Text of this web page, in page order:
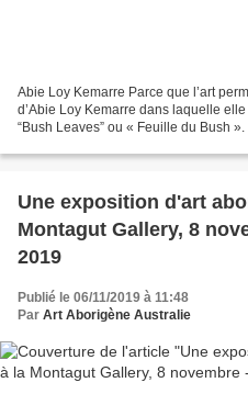
Abie Loy Kemarre Parce que l’art
d’Abie Loy Kemarre dans laquelle
“Bush Leaves” ou « Feuille du Bush
Une exposition d'art
Montagut Gallery, 8
2019
Publié le 06/11/2019 à 11:48
Par Art Aborigène Australie